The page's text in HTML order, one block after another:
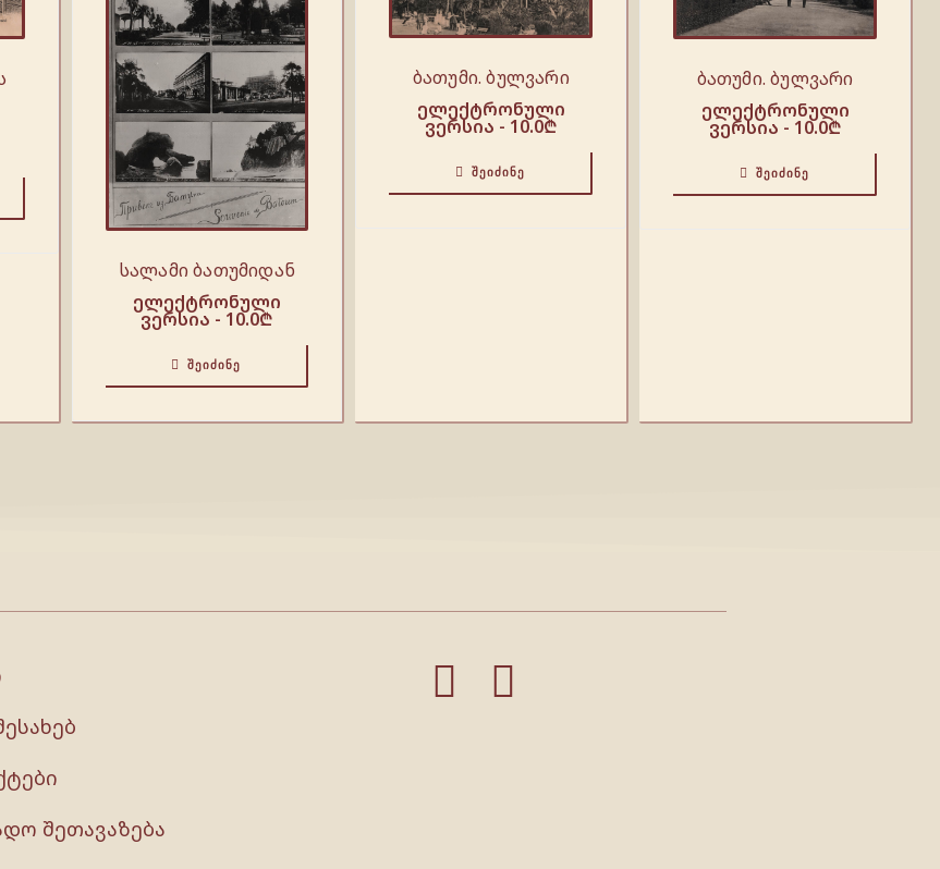
სალამი ბათუმიდან
ელექტრონული
ვერსია - 10.0₾
ᲨᲔᲘᲫᲘᲜᲔ
ბათუმი. ბულვარი
ელექტრონული
ვერსია - 10.0₾
ᲨᲔᲘᲫᲘᲜᲔ
ბათუმი. ბულვარი
ელექტრონული
ვერსია - 10.0₾
ᲨᲔᲘᲫᲘᲜᲔ
შეთავაზება